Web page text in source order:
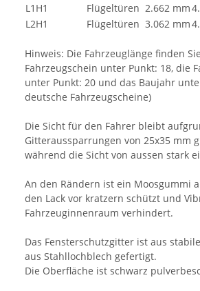
L1H1
Flügeltüren 2.662 mm
L2H1
Flügeltüren 3.062 mm
Hinweis: Die Fahrzeuglänge finden
Fahrzeugschein unter Punkt: 18, die
unter Punkt: 20 und das Baujahr
deutsche Fahrzeugscheine)
Die Sicht für den Fahrer bleibt
Gitteraussparrungen von 25x35 mm
während die Sicht von aussen stark
An den Rändern ist ein Moosgummi
den Lack vor kratzern schützt und
Fahrzeuginnenraum verhindert.
Das Fensterschutzgitter ist aus
aus Stahllochblech gefertigt.
Die Oberfläche ist schwarz